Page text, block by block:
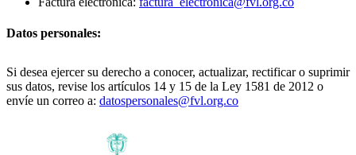
Datos personales:
Si desea ejercer su derecho a conocer, actualizar, rectificar o suprimir
sus datos, revise los artículos 14 y 15 de la Ley 1581 de 2012 o
envíe un correo a: datospersonales@fvl.org.co